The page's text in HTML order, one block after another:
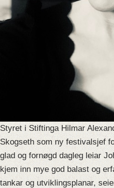
Styret i Stiftinga Hilmar
Skogseth som ny festivalsjef
glad og fornøgd dagleg leiar
kjem inn mye god balast og
tankar og utviklingsplanar,